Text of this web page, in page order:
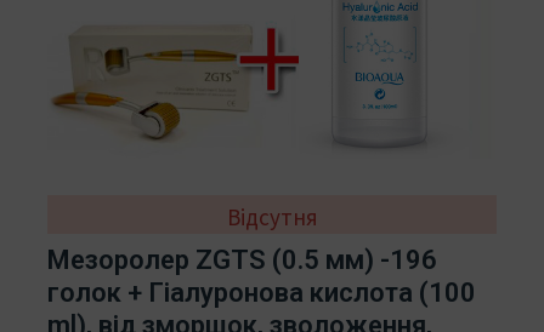
Відсутня
Мезоролер ZGTS (0.5 мм) -196
голок + Гіалуронова кислота (100
ml), від зморшок, зволоження,